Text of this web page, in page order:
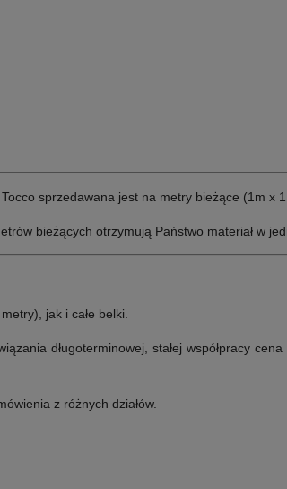
sprzedawana jest na metry bieżące (1m x
bieżących otrzymują Państwo materiał w
jak i całe belki.
długoterminowej, stałej współpracy
z różnych działów.